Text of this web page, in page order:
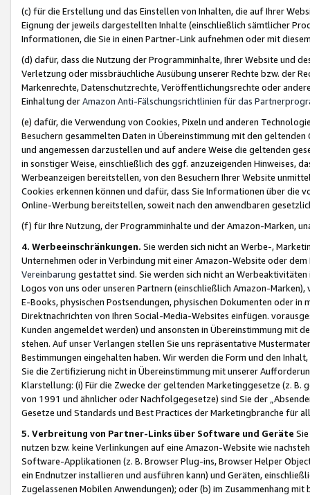
(c) für die Erstellung und das Einstellen von Inhalten, die auf Ihrer
Eignung der jeweils dargestellten Inhalte (einschließlich sämtlicher
Informationen, die Sie in einen Partner-Link aufnehmen oder mit
(d) dafür, dass die Nutzung der Programminhalte, Ihrer Website und
Verletzung oder missbräuchliche Ausübung unserer Rechte bzw. der
Markenrechte, Datenschutzrechte, Veröffentlichungsrechte oder
Einhaltung derAmazon Anti-Fälschungsrichtlinien für das
(e) dafür, die Verwendung von Cookies, Pixeln und anderen
Besuchern gesammelten Daten in Übereinstimmung mit den
und angemessen darzustellen und auf andere Weise die geltenden
in sonstiger Weise, einschließlich des ggf. anzuzeigenden Hinweises,
Werbeanzeigen bereitstellen, von den Besuchern Ihrer Website
Cookies erkennen können und dafür, dass Sie Informationen über die
Online-Werbung bereitstellen, soweit nach den anwendbaren
(f) für Ihre Nutzung, der Programminhalte und der Amazon-Marken,
4. Werbeeinschränkungen. Sie werden sich nicht an Werbe-,
Unternehmen oder in Verbindung mit einer Amazon-Website oder
Vereinbarung gestattet sind. Sie werden sich nicht an
Logos von uns oder unseren Partnern (einschließlich Amazon-
E-Books, physischen Postsendungen, physischen Dokumenten oder in
Direktnachrichten von Ihren Social-Media-Websites einfügen.
Kunden angemeldet werden) und ansonsten in Übereinstimmung mit
stehen. Auf unser Verlangen stellen Sie uns repräsentative
Bestimmungen eingehalten haben. Wir werden die Form und den
Sie die Zertifizierung nicht in Übereinstimmung mit unserer
Klarstellung: (i) Für die Zwecke der geltenden Marketinggesetze (z. B.
von 1991 und ähnlicher oder Nachfolgegesetze) sind Sie der
Gesetze und Standards und Best Practices der Marketingbranche für
5. Verbreitung von Partner-Links über Software und Geräte
nutzen bzw. keine Verlinkungen auf eine Amazon-Website wie
Software-Applikationen (z. B. Browser Plug-ins, Browser Helper
ein Endnutzer installieren und ausführen kann) und Geräten,
Zugelassenen Mobilen Anwendungen); oder (b) im Zusammenhang